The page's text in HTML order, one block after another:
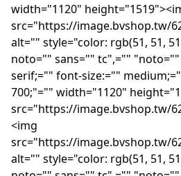
width="1120"
src="https://image.bvshop.tw/
alt="" style="color: rgb(51, 51,
noto="" sans="" tc",=""
serif;="" font-size:=""
700;"="" width="1120"
src="https://image.bvshop.tw/
<img
src="https://image.bvshop.tw/
alt="" style="color: rgb(51, 51,